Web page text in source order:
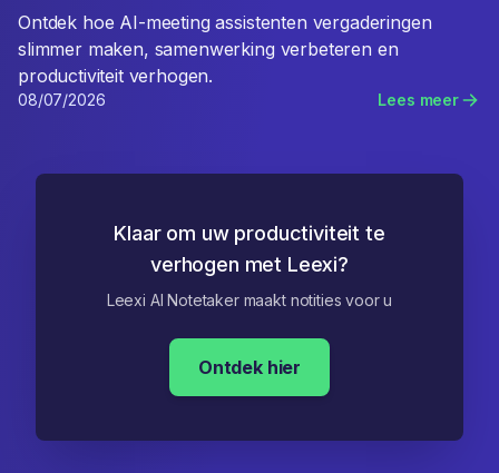
Ontdek hoe AI-meeting assistenten vergaderingen
slimmer maken, samenwerking verbeteren en
productiviteit verhogen.
08/07/2026 Lees meer
Klaar om uw productiviteit te
verhogen met Leexi?
Leexi AI Notetaker maakt notities voor u
Ontdek hier